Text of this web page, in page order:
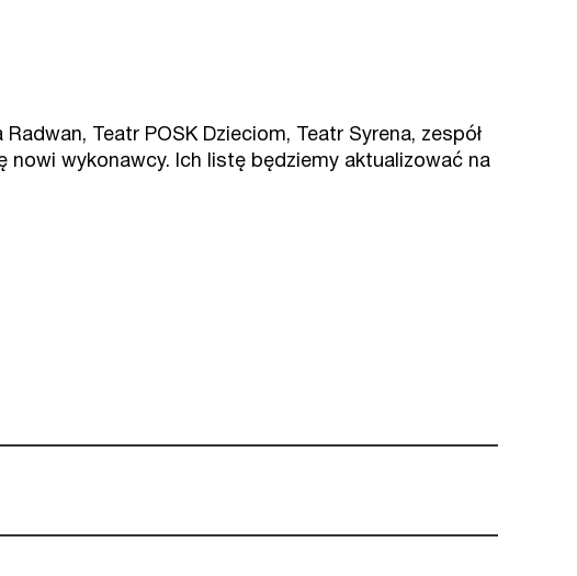
Teatr POSK Dzieciom, Teatr Syrena, zespół
nowi wykonawcy. Ich listę będziemy aktualizować na